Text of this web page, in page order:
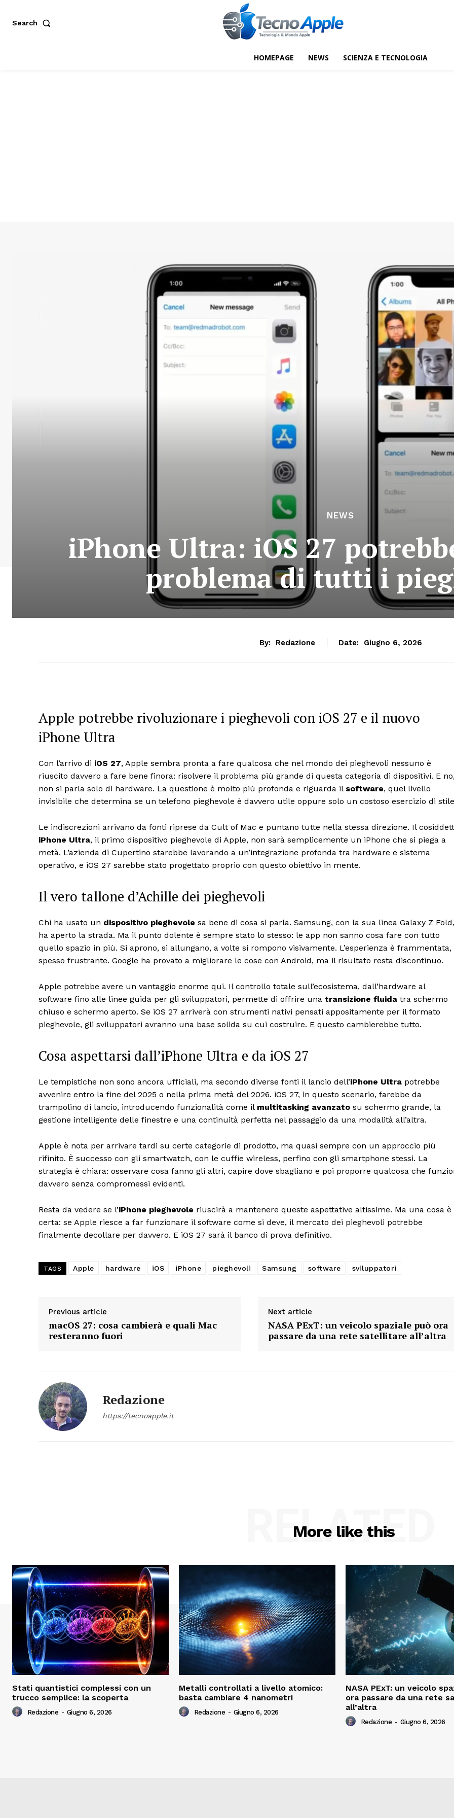
Search
HOMEPAGE NEWS SCIENZA E TECNOLOGIA
NEWS
iPhone Ultra: iOS 27
problema di tutti i
By: Redazione Date: Giugno 6, 2026
Apple potrebbe rivoluzionare i pieghevoli con iOS 27 e il nuovo
iPhone Ultra
Con l’arrivo di iOS 27, Apple sembra pronta a fare qualcosa che nel mondo dei pieghevoli nessuno è
riuscito davvero a fare bene finora: risolvere il problema più grande di questa categoria di dispositivi. E
non si parla solo di hardware. La questione è molto più profonda e riguarda il software, quel livello
invisibile che determina se un telefono pieghevole è davvero utile oppure solo un costoso esercizio di
Le indiscrezioni arrivano da fonti riprese da Cult of Mac e puntano tutte nella stessa direzione. Il
iPhone Ultra, il primo dispositivo pieghevole di Apple, non sarà semplicemente un iPhone che si piega a
metà. L’azienda di Cupertino starebbe lavorando a un’integrazione profonda tra hardware e sistema
operativo, e iOS 27 sarebbe stato progettato proprio con questo obiettivo in mente.
Il vero tallone d’Achille dei pieghevoli
Chi ha usato un dispositivo pieghevole sa bene di cosa si parla. Samsung, con la sua linea Galaxy Z Fold,
ha aperto la strada. Ma il punto dolente è sempre stato lo stesso: le app non sanno cosa fare con tutto
quello spazio in più. Si aprono, si allungano, a volte si rompono visivamente. L’esperienza è frammentata,
spesso frustrante. Google ha provato a migliorare le cose con Android, ma il risultato resta discontinuo.
Apple potrebbe avere un vantaggio enorme qui. Il controllo totale sull’ecosistema, dall’hardware al
software fino alle linee guida per gli sviluppatori, permette di offrire una transizione fluida tra schermo
chiuso e schermo aperto. Se iOS 27 arriverà con strumenti nativi pensati appositamente per il formato
pieghevole, gli sviluppatori avranno una base solida su cui costruire. E questo cambierebbe tutto.
Cosa aspettarsi dall’iPhone Ultra e da iOS 27
Le tempistiche non sono ancora ufficiali, ma secondo diverse fonti il lancio dell’iPhone Ultra potrebbe
avvenire entro la fine del 2025 o nella prima metà del 2026. iOS 27, in questo scenario, farebbe da
trampolino di lancio, introducendo funzionalità come il multitasking avanzato su schermo grande, la
gestione intelligente delle finestre e una continuità perfetta nel passaggio da una modalità all’altra.
Apple è nota per arrivare tardi su certe categorie di prodotto, ma quasi sempre con un approccio più
rifinito. È successo con gli smartwatch, con le cuffie wireless, perfino con gli smartphone stessi. La
strategia è chiara: osservare cosa fanno gli altri, capire dove sbagliano e poi proporre qualcosa che
davvero senza compromessi evidenti.
Resta da vedere se l’iPhone pieghevole riuscirà a mantenere queste aspettative altissime. Ma una cosa è
certa: se Apple riesce a far funzionare il software come si deve, il mercato dei pieghevoli potrebbe
finalmente decollare per davvero. E iOS 27 sarà il banco di prova definitivo.
TAGS Apple hardware iOS iPhone pieghevoli Samsung software sviluppatori
Previous article
macOS 27: cosa cambierà e quali Mac
resteranno fuori
Next article
NASA PExT: un veicolo spaziale può ora
passare da una rete satellitare all’altra
Redazione
https://tecnoapple.it
More like this
RELATED
Stati quantistici complessi con un
trucco semplice: la scoperta
Redazione - Giugno 6, 2026
Metalli controllati a livello atomico:
basta cambiare 4 nanometri
Redazione - Giugno 6, 2026
NASA PExT: un veicolo
ora passare da una rete
all’altra
Redazione - Giugno 6, 2026